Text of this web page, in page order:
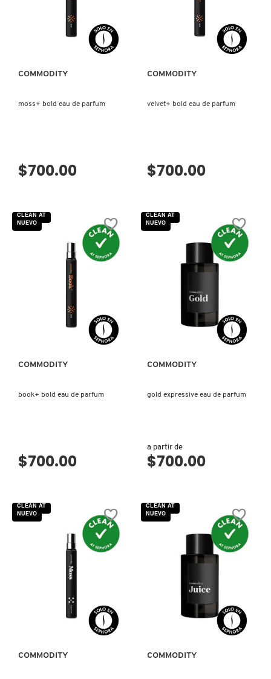
VISTA RÁPIDA
COMMODITY
moss+ bold eau de parfum
$700.00
VISTA RÁPIDA
COMMODITY
velvet+ bold eau de parfum
$700.00
VISTA RÁPIDA
COMMODITY
book+ bold eau de parfum
$700.00
CLEAN AT
NUEVO
VISTA RÁPIDA
COMMODITY
gold expressive eau de parfum
a partir de
$700.00
CLEAN AT
NUEVO
VISTA RÁPIDA
COMMODITY
CLEAN AT
NUEVO
VISTA RÁPIDA
COMMODITY
CLEAN AT
NUEVO